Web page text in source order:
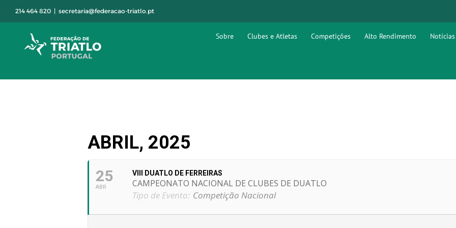
214 464 820 | secretaria@federacao-triatlo.pt
Sobre Clubes e Atletas Competições Alto Rendimento
ABRIL, 2025
25
ABR
VIII DUATLO DE FERREIRAS
CAMPEONATO NACIONAL DE CLUBES DE DUATLO
Tipo de Evento: Competição Nacional